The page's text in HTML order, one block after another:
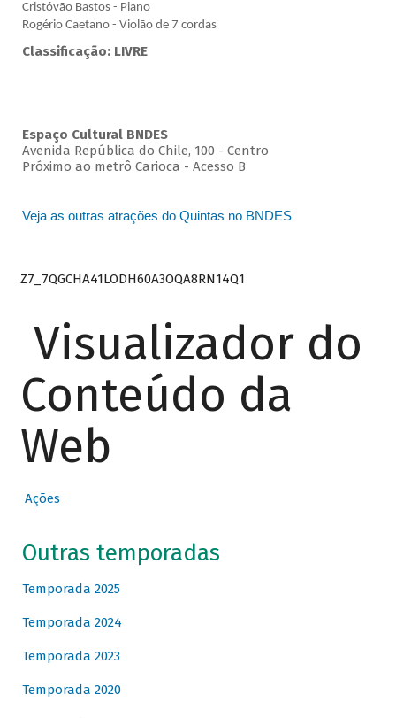
Cristóvão Bastos - Piano
Rogério Caetano - Violão de 7 cordas
Classificação: LIVRE
Espaço Cultural BNDES
Avenida República do Chile, 100 - Centro
Próximo ao metrô Carioca - Acesso B
Veja as outras atrações do Quintas no BNDES
Z7_7QGCHA41LODH60A3OQA8RN14Q1
Visualizador do
Conteúdo da
Web
Ações
Outras temporadas
Temporada 2025
Temporada 2024
Temporada 2023
Temporada 2020